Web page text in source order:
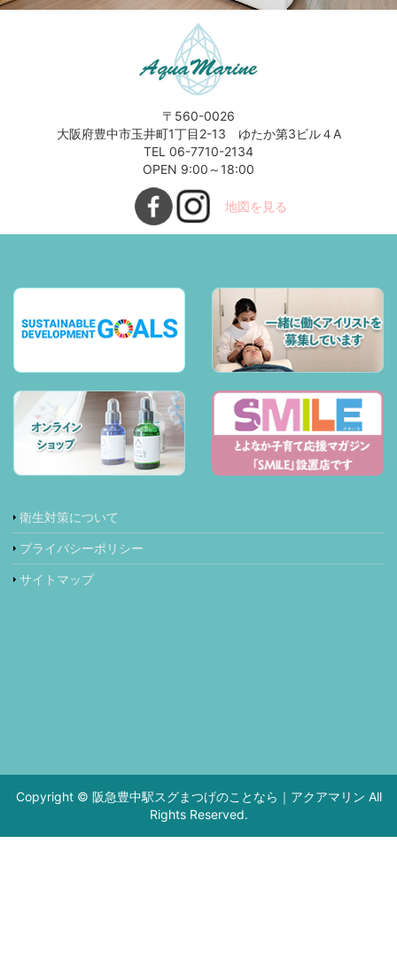
〒560-0026
大阪府豊中市玉井町1丁目2-13 ゆたか第3ビル４A
TEL 06-7710-2134
OPEN 9:00～18:00
地図を見る
衛生対策について
プライバシーポリシー
サイトマップ
Copyright © 阪急豊中駅スグまつげのことなら｜アクアマリン All
Rights Reserved.